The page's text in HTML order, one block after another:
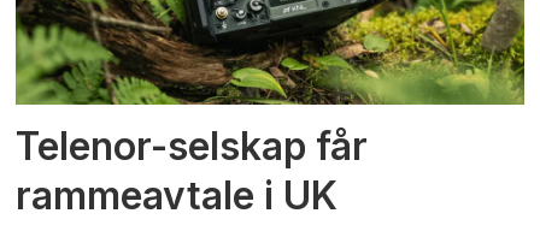
Telenor-selskap får
rammeavtale i UK